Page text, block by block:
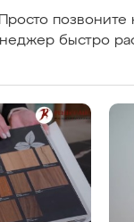
позвоните
быстро